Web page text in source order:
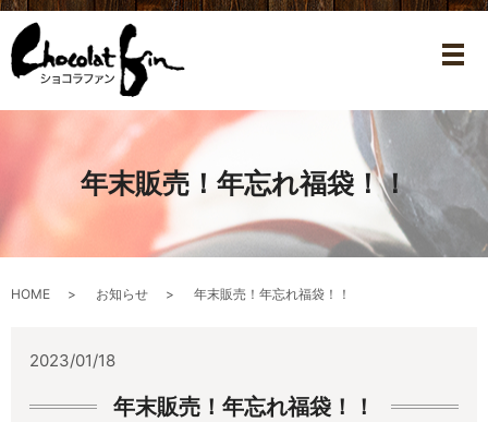
メ
年末販売！年忘れ福袋！！
HOME お知らせ 年末販売！年忘れ福袋！！
2023/01/18
年末販売！年忘れ福袋！！